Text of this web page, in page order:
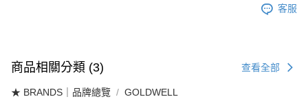
客服
商品相關分類 (3) 查看全部
★ BRANDS｜品牌總覽 GOLDWELL